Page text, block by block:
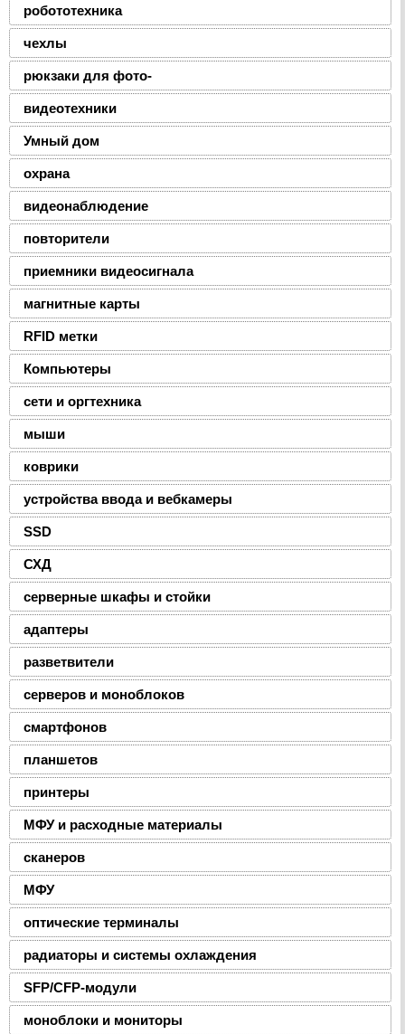
робототехника
чехлы
рюкзаки для фото-
видеотехники
Умный дом
охрана
видеонаблюдение
повторители
приемники видеосигнала
магнитные карты
RFID метки
Компьютеры
сети и оргтехника
мыши
коврики
устройства ввода и вебкамеры
SSD
СХД
серверные шкафы и стойки
адаптеры
разветвители
серверов и моноблоков
смартфонов
планшетов
принтеры
МФУ и расходные материалы
сканеров
МФУ
оптические терминалы
радиаторы и системы охлаждения
SFP/CFP-модули
моноблоки и мониторы